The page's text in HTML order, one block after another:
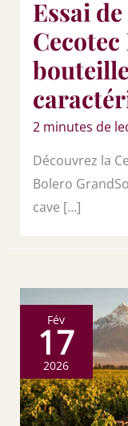
Essai
2 minutes de
Découvrez la
Bolero
cave […]
Fév
17
2026